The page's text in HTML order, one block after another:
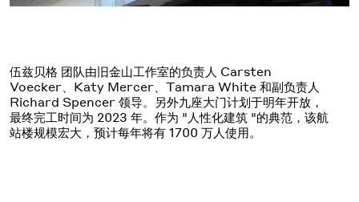
伍兹贝格 团队由旧金山工作室的负责人 Carsten
Voecker、Katy Mercer、Tamara White 和副负责人
Richard Spencer 领导。另外九座大门计划于明年开放，
最终完工时间为 2023 年。作为 "人性化建筑 "的典范，该航
站楼规模宏大，预计每年将有 1700 万人使用。